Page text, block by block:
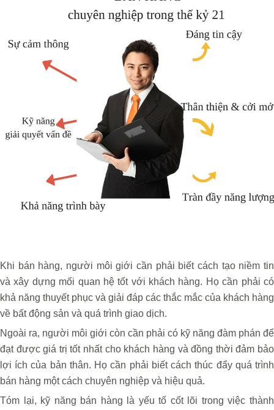
Khi bán hàng, người môi giới cần phải biết cách tạo niềm tin
và xây dựng mối quan hệ tốt với khách hàng. Họ cần phải có
khả năng thuyết phục và giải đáp các thắc mắc của khách hàng
về bất động sản và quá trình giao dịch.
Ngoài ra, người môi giới còn cần phải có kỹ năng đàm phán để
đạt được giá trị tốt nhất cho khách hàng và đồng thời đảm bảo
lợi ích của bản thân. Họ cần phải biết cách thúc đẩy quá trình
bán hàng một cách chuyên nghiệp và hiệu quả.
Tóm lại, kỹ năng bán hàng là yếu tố cốt lõi trong việc thành